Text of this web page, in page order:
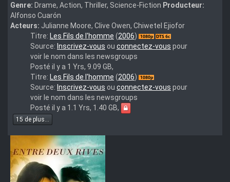
Genre: Drame, Action, Thriller, Science-Fiction Producteur:
Alfonso Cuarón
Acteurs: Julianne Moore, Clive Owen, Chiwetel Ejiofor
Release
Name
Children.Of.Men.2006.MULTi.1080p.BluRay.x264
Titre: Les Fils de l'homme (2006)
Source: Inscrivez-vous ou connectez-vous pour
voir le nom dans les newsgroups
Posté il y a 1 Yrs, 9.09 GB,
FULL]-
[a.b.foreignEFNet]-
Children.Of.Men.2006.FRENCH.1080p.BD9.x264-
HyDe
]-
Titre: Les Fils de l'homme (2006)
Source: Inscrivez-vous ou connectez-vous pour
voir le nom dans les newsgroups
Posté il y a 1.1 Yrs, 1.40 GB,
15 de plus...